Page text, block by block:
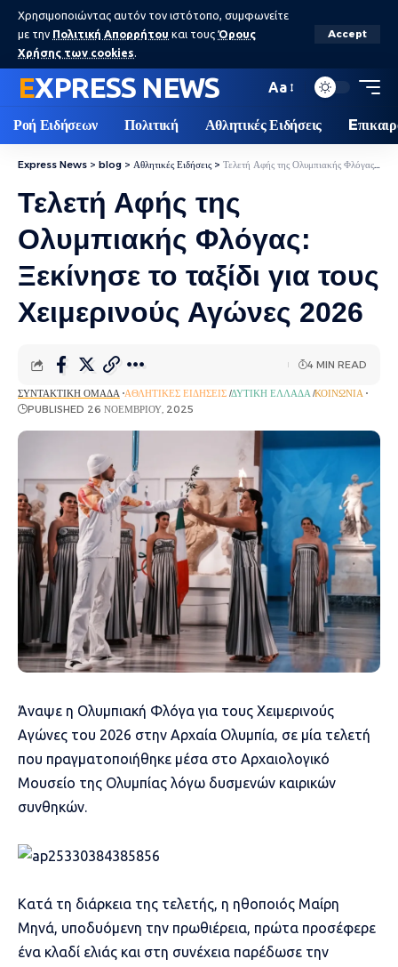
Χρησιμοποιώντας αυτόν τον ιστότοπο, συμφωνείτε
με την Πολιτική Απορρήτου και τους Όρους
Χρήσης των cookies.
Accept
EXPRESS NEWS Aa
Ροή Ειδήσεων Πολιτική Αθλητικές Ειδήσεις
Express News > blog > Αθλητικές Ειδήσεις > Τελετή Αφής της Ολυμπιακής Φλόγας: Ξεκίνησε το ταξίδι για τους Χειμερινούς Αγώνες 2026
Τελετή Αφής της
Ολυμπιακής Φλόγας:
Ξεκίνησε το ταξίδι για τους
Χειμερινούς Αγώνες 2026
ΣΥΝΤΑΚΤΙΚΉ ΟΜΆΔΑ ΑΘΛΗΤΙΚΈΣ ΕΙΔΉΣΕΙΣ ΔΥΤΙΚΉ ΕΛΛΆΔΑ ΚΟΙΝΩΝΊΑ
PUBLISHED 26 ΝΟΕΜΒΡΊΟΥ, 2025
4 MIN READ
Άναψε η Ολυμπιακή Φλόγα για τους Χειμερινούς
Αγώνες του 2026 στην Αρχαία Ολυμπία, σε μία τελετή
που πραγματοποιήθηκε μέσα στο Αρχαιολογικό
Μουσείο της Ολυμπίας λόγω δυσμενών καιρικών
συνθηκών.
Κατά τη διάρκεια της τελετής, η ηθοποιός Μαίρη
Μηνά, υποδυόμενη την πρωθιέρεια, πρώτα προσέφερε
ένα κλαδί ελιάς και στη συνέχεια παρέδωσε την